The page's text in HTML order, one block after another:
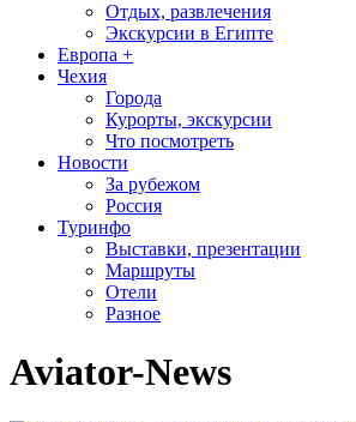
Отдых, развлечения
Экскурсии в Египте
Европа +
Чехия
Города
Курорты, экскурсии
Что посмотреть
Новости
За рубежом
Россия
Туринфо
Выставки, презентации
Маршруты
Отели
Разное
Aviator-News